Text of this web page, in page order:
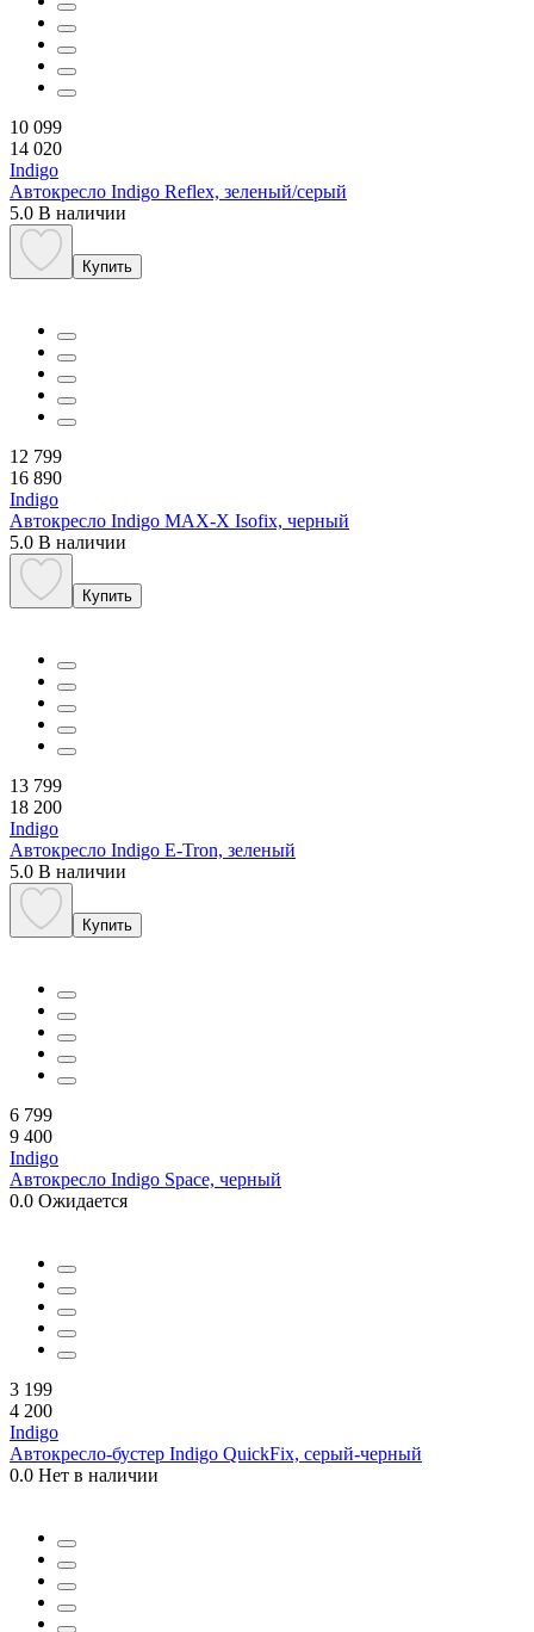
10 099
14 020
Indigo
Автокресло Indigo Reflex, зеленый/серый
5.0 В наличии
Купить
12 799
16 890
Indigo
Автокресло Indigo MAX-X Isofix, черный
5.0 В наличии
Купить
13 799
18 200
Indigo
Автокресло Indigo E-Tron, зеленый
5.0 В наличии
Купить
6 799
9 400
Indigo
Автокресло Indigo Space, черный
0.0 Ожидается
3 199
4 200
Indigo
Автокресло-бустер Indigo QuickFix, серый-черный
0.0 Нет в наличии